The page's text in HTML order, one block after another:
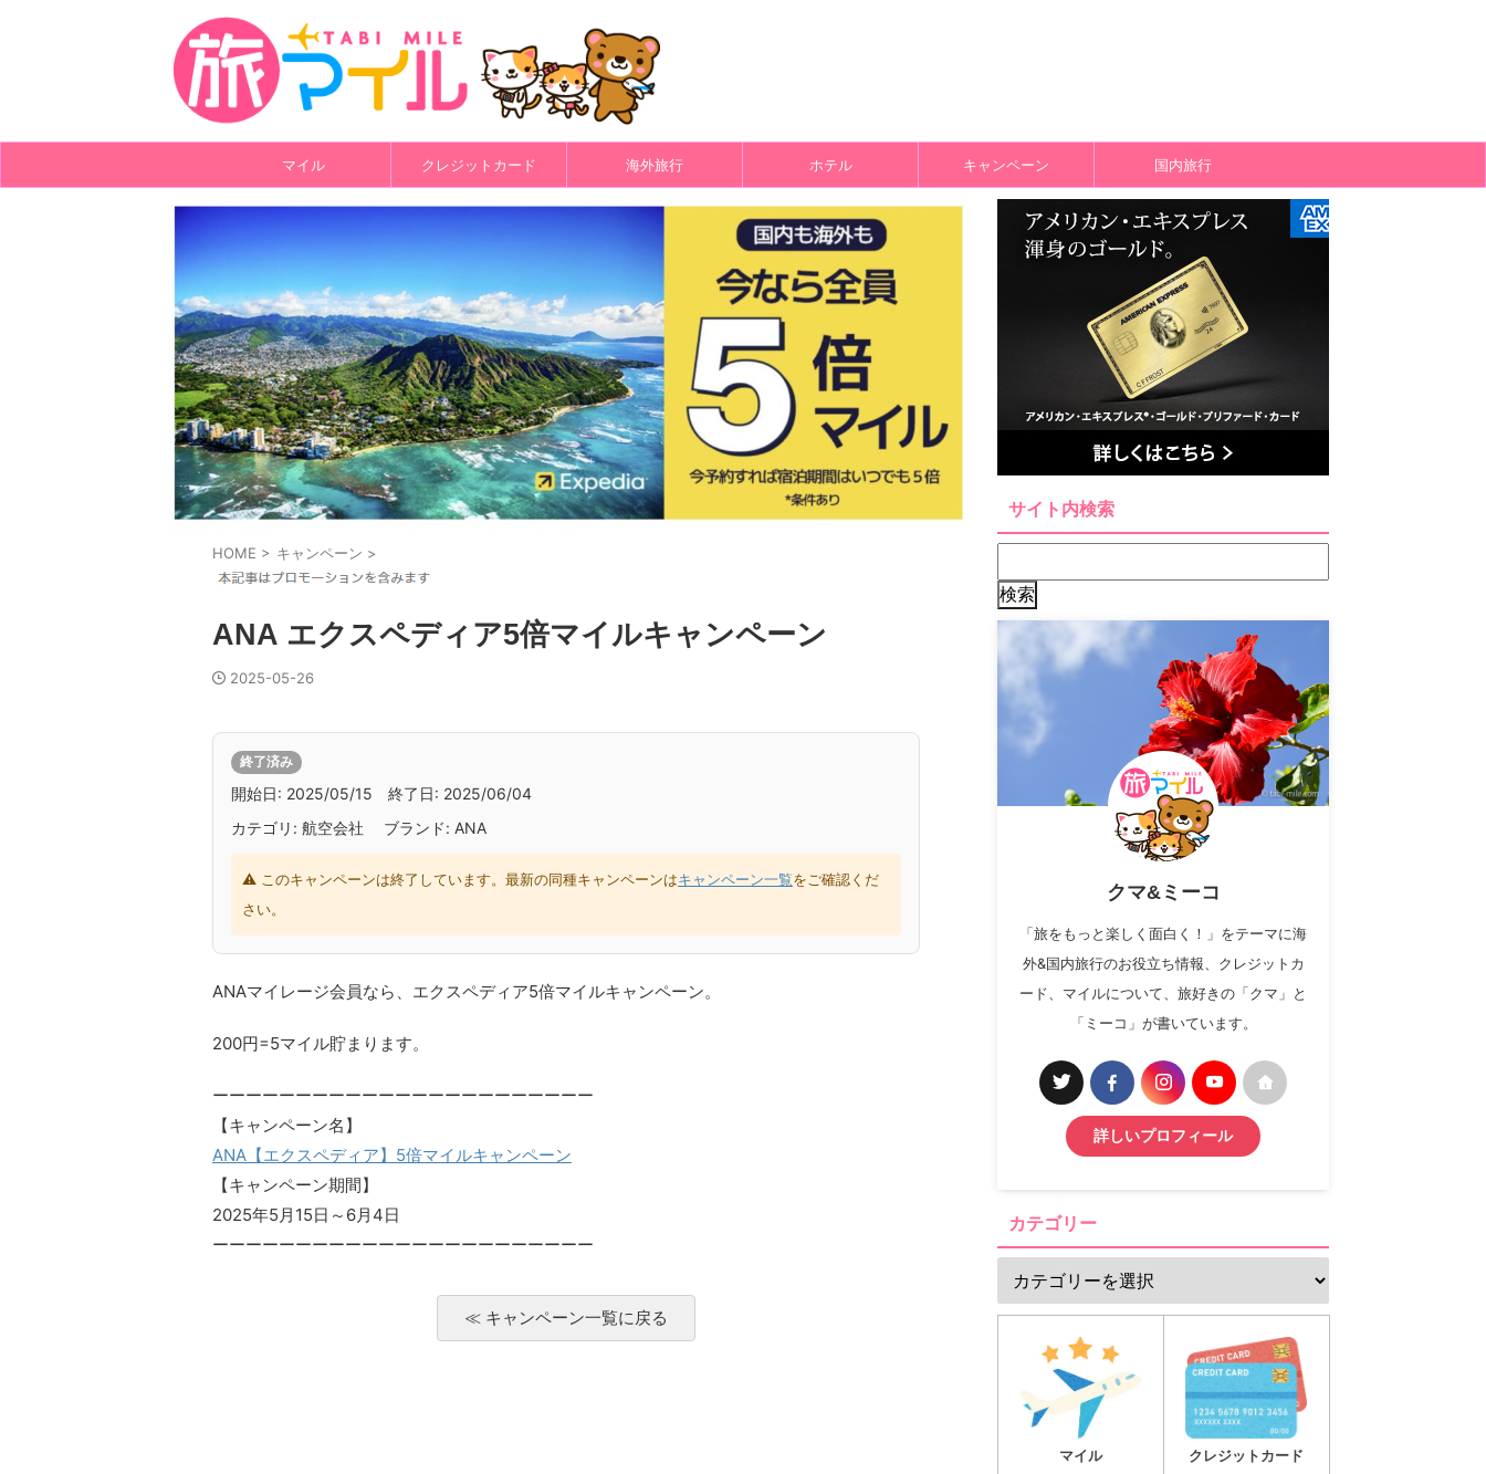
マイル クレジットカード 海外旅行 ホテル キャンペーン 国内旅行
HOME > キャンペーン >
ANA エクスペディア5倍マイルキャンペーン
2025-05-26
終了済み
開始日: 2025/05/15 終了日: 2025/06/04
カテゴリ: 航空会社 ブランド: ANA
⚠ このキャンペーンは終了しています。最新の同種キャンペーンはキャンペーン一覧をご確認くだ
さい。
ANAマイレージ会員なら、エクスペディア5倍マイルキャンペーン。
200円=5マイル貯まります。
ーーーーーーーーーーーーーーーーーーーーーーー
【キャンペーン名】
ANA【エクスペディア】5倍マイルキャンペーン
【キャンペーン期間】
2025年5月15日～6月4日
ーーーーーーーーーーーーーーーーーーーーーーー
≪ キャンペーン一覧に戻る
サイト内検索
クマ&ミーコ
「旅をもっと楽しく面白く！」をテーマに海
外&国内旅行のお役立ち情報、クレジットカ
ード、マイルについて、旅好きの「クマ」と
「ミーコ」が書いています。
詳しいプロフィール
カテゴリー
マイル クレジットカード